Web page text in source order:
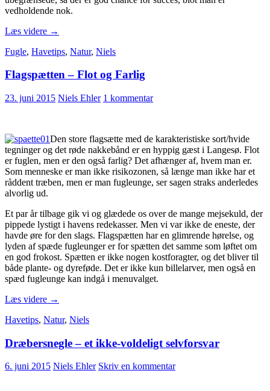
vedholdende nok.
Læs videre If
Can’t
Them,
Them
→
Fugle, Havetips, Natur, Niels
Flagspætten – Flot og Farlig
23. juni 2015 Niels Ehler 1 kommentar
Den store flagsætte med de karakteristiske sort/hvide
tegninger og det røde nakkebånd er en hyppig gæst i Langesø. Flot
er fuglen, men er den også farlig? Det afhænger af, hvem man er.
Som menneske er man ikke risikozonen, så længe man ikke har et
råddent træben, men er man fugleunge, ser sagen straks anderledes
alvorlig ud.
Et par år tilbage gik vi og glædede os over de mange mejsekuld, der
pippede lystigt i havens redekasser. Men vi var ikke de eneste, der
havde øre for den slags. Flagspætten har en glimrende hørelse, og
lyden af spæde fugleunger er for spætten det samme som løftet om
en god frokost. Spætten er ikke nogen kostforagter, og det bliver til
både plante- og dyreføde. Det er ikke kun billelarver, men også en
spæd fugleunge kan indgå i menuvalget.
Læs videre Flagspætten
Flot
Farlig
→
Havetips, Natur, Niels
Dræbersnegle – et ikke-voldeligt selvforsvar
6. juni 2015 Niels Ehler Skriv en kommentar